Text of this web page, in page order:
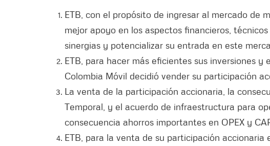
ETB, con el propósito de ingresar al mercado de
mejor apoyo en los aspectos financieros,
sinergias y potencializar su entrada en este
ETB, para hacer más eficientes sus inversiones y
Colombia Móvil decidió vender su participación
La venta de la participación accionaria, la
Temporal, y el acuerdo de infraestructura para
consecuencia ahorros importantes en OPEX y
ETB, para la venta de su participación